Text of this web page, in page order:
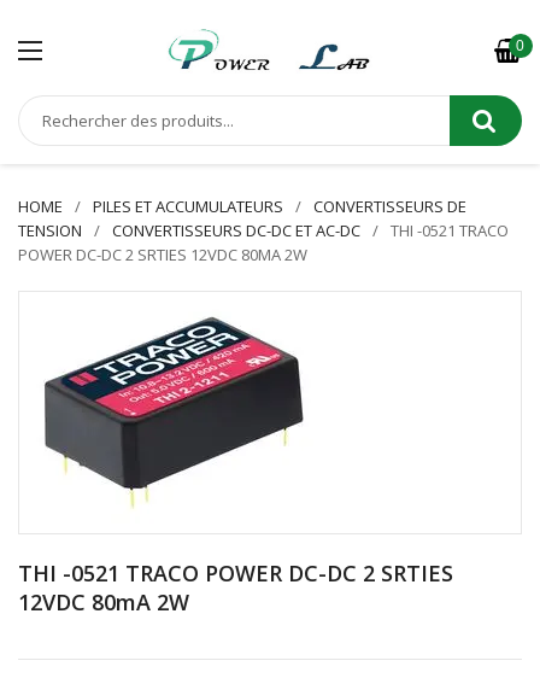
0
HOME PILES ET ACCUMULATEURS
CONVERTISSEURS DE
TENSION
CONVERTISSEURS DC-DC ET AC-DC
THI -0521 TRACO
POWER DC-DC 2 SRTIES 12VDC 80MA 2W
THI -0521 TRACO POWER DC-DC 2 SRTIES
12VDC 80mA 2W